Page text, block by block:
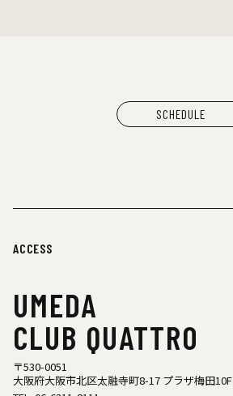
SCHEDULE
ACCESS
UMEDA
CLUB QUATTRO
〒530-0051
大阪府大阪市北区太融寺町8-17 プラザ梅田10F